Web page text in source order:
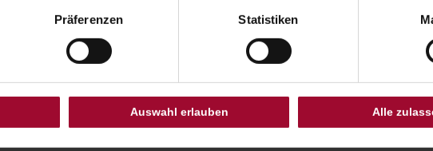
Präferenzen Statistiken
Auswahl erlauben Alle